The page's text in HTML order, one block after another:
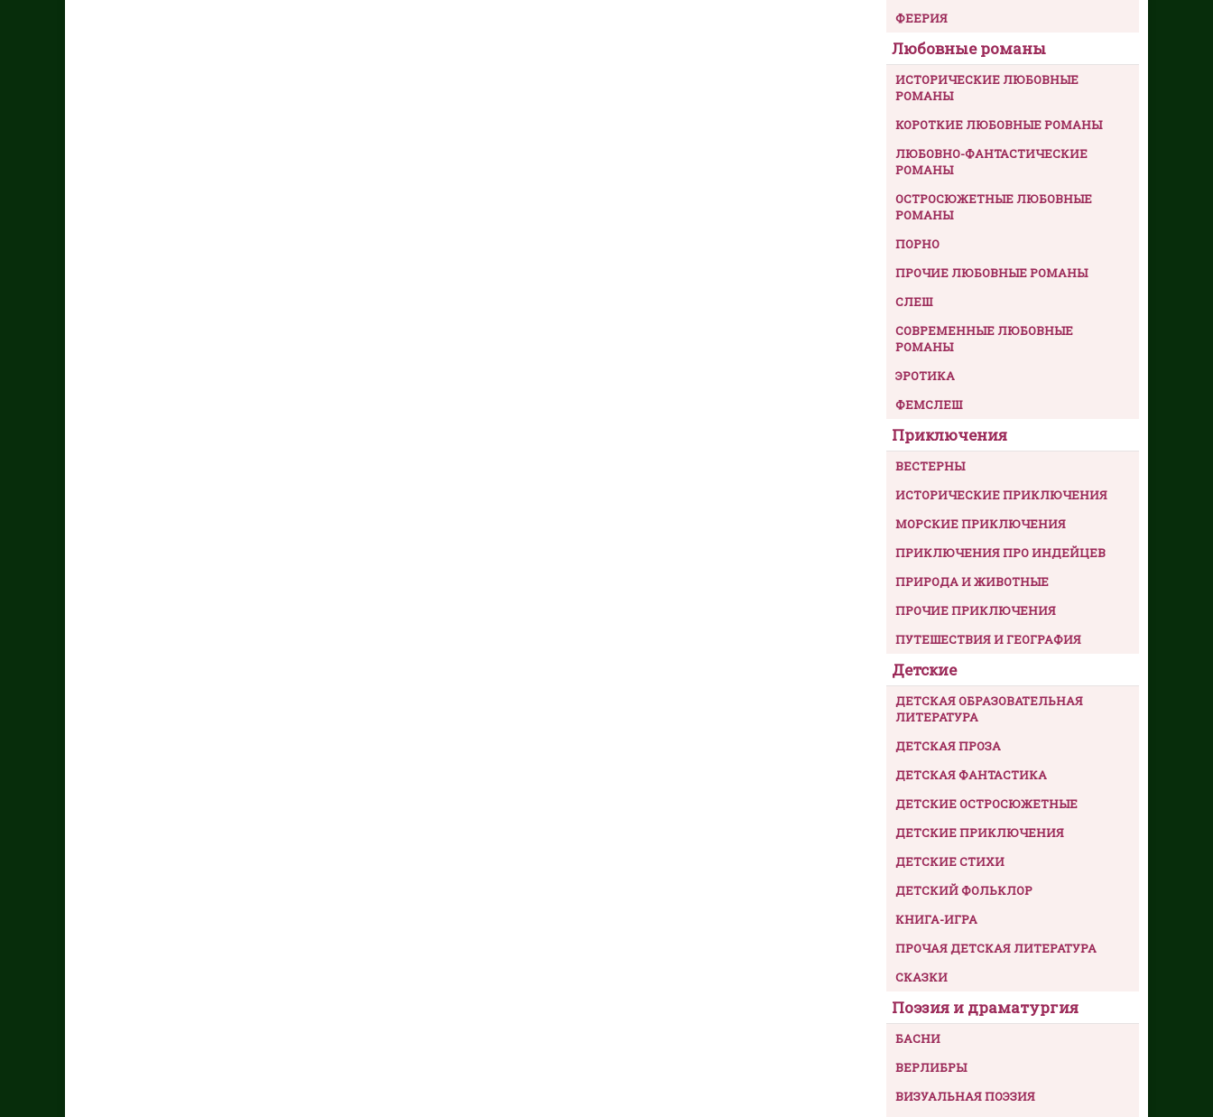
ФЕЕРИЯ
Любовные романы
ИСТОРИЧЕСКИЕ ЛЮБОВНЫЕ
РОМАНЫ
КОРОТКИЕ ЛЮБОВНЫЕ РОМАНЫ
ЛЮБОВНО-ФАНТАСТИЧЕСКИЕ
РОМАНЫ
ОСТРОСЮЖЕТНЫЕ ЛЮБОВНЫЕ
РОМАНЫ
ПОРНО
ПРОЧИЕ ЛЮБОВНЫЕ РОМАНЫ
СЛЕШ
СОВРЕМЕННЫЕ ЛЮБОВНЫЕ
РОМАНЫ
ЭРОТИКА
ФЕМСЛЕШ
Приключения
ВЕСТЕРНЫ
ИСТОРИЧЕСКИЕ ПРИКЛЮЧЕНИЯ
МОРСКИЕ ПРИКЛЮЧЕНИЯ
ПРИКЛЮЧЕНИЯ ПРО ИНДЕЙЦЕВ
ПРИРОДА И ЖИВОТНЫЕ
ПРОЧИЕ ПРИКЛЮЧЕНИЯ
ПУТЕШЕСТВИЯ И ГЕОГРАФИЯ
Детские
ДЕТСКАЯ ОБРАЗОВАТЕЛЬНАЯ
ЛИТЕРАТУРА
ДЕТСКАЯ ПРОЗА
ДЕТСКАЯ ФАНТАСТИКА
ДЕТСКИЕ ОСТРОСЮЖЕТНЫЕ
ДЕТСКИЕ ПРИКЛЮЧЕНИЯ
ДЕТСКИЕ СТИХИ
ДЕТСКИЙ ФОЛЬКЛОР
КНИГА-ИГРА
ПРОЧАЯ ДЕТСКАЯ ЛИТЕРАТУРА
СКАЗКИ
Поэзия и драматургия
БАСНИ
ВЕРЛИБРЫ
ВИЗУАЛЬНАЯ ПОЭЗИЯ